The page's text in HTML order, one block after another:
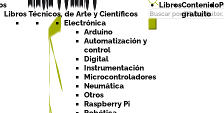
Búsqueda
de
Libros Técnicos, de Arte y Científicos
Electrónica
Arduino
Automatización y
control
Digital
Instrumentación
Microcontroladores
Neumática
Otros
Raspberry Pi
LibrosContenido
gratuito